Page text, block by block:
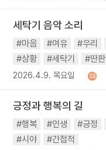
세탁기 음악 소리
#마음 #여유 #우리
#상황
#세탁기 #딴판
2026.4.9. 목요일
긍정과 행복의 길
#행복 #인생 #긍정
#시야
#간접적